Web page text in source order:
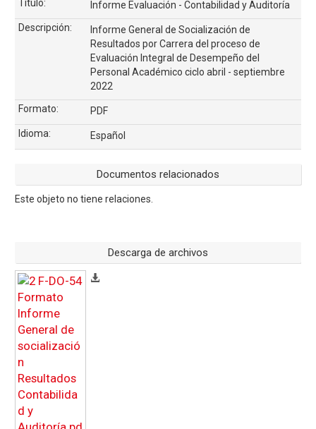
Título:
Informe Evaluación - Contabilidad y Auditoría
Descripción:
Informe General de Socialización de
Resultados por Carrera del proceso de
Evaluación Integral de Desempeño del
Personal Académico ciclo abril - septiembre
2022
Formato:
PDF
Idioma:
Español
Documentos relacionados
Este objeto no tiene relaciones.
Descarga de archivos